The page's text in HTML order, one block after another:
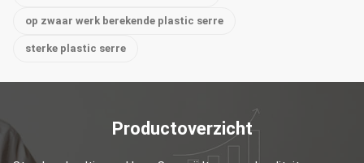
op zwaar werk berekende plastic serre
sterke plastic serre
Productoverzicht